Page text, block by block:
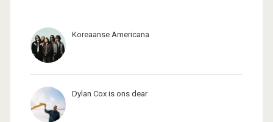
Koreaanse Americana
Dylan Cox is ons dear